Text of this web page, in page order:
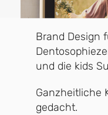
Brand Design
und die kids
Ganzheitliche
gedacht.